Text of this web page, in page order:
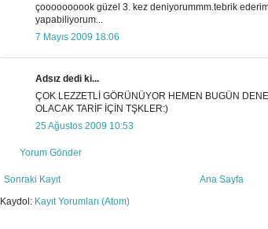
çoooooooook güzel 3. kez deniyorummm.tebrik
yapabiliyorum...
7 Mayıs 2009 18:06
Adsız dedi ki...
ÇOK LEZZETLİ GÖRÜNÜYOR HEMEN BUGÜN
OLACAK TARİF İÇİN TŞKLER:)
25 Ağustos 2009 10:53
Yorum Gönder
Sonraki Kayıt
Ana Sayfa
Kaydol: Kayıt Yorumları (Atom)